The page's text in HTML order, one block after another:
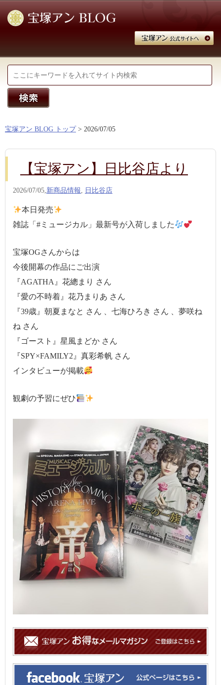
宝塚アン BLOG トップ > 2026/07/05
【宝塚アン】日比谷店より
2026/07/05,新商品情報, 日比谷店
本日発売
雑誌「#ミュージカル」最新号が入荷しました
宝塚OGさんからは
今後開幕の作品にご出演
『AGATHA』花總まり さん
『愛の不時着』花乃まりあ さん
『39歳』朝夏まなと さん 、七海ひろき さん 、夢咲ね
ね さん
『ゴースト』星風まどか さん
『SPY×FAMILY2』真彩希帆 さん
インタビューが掲載
観劇の予習にぜひ